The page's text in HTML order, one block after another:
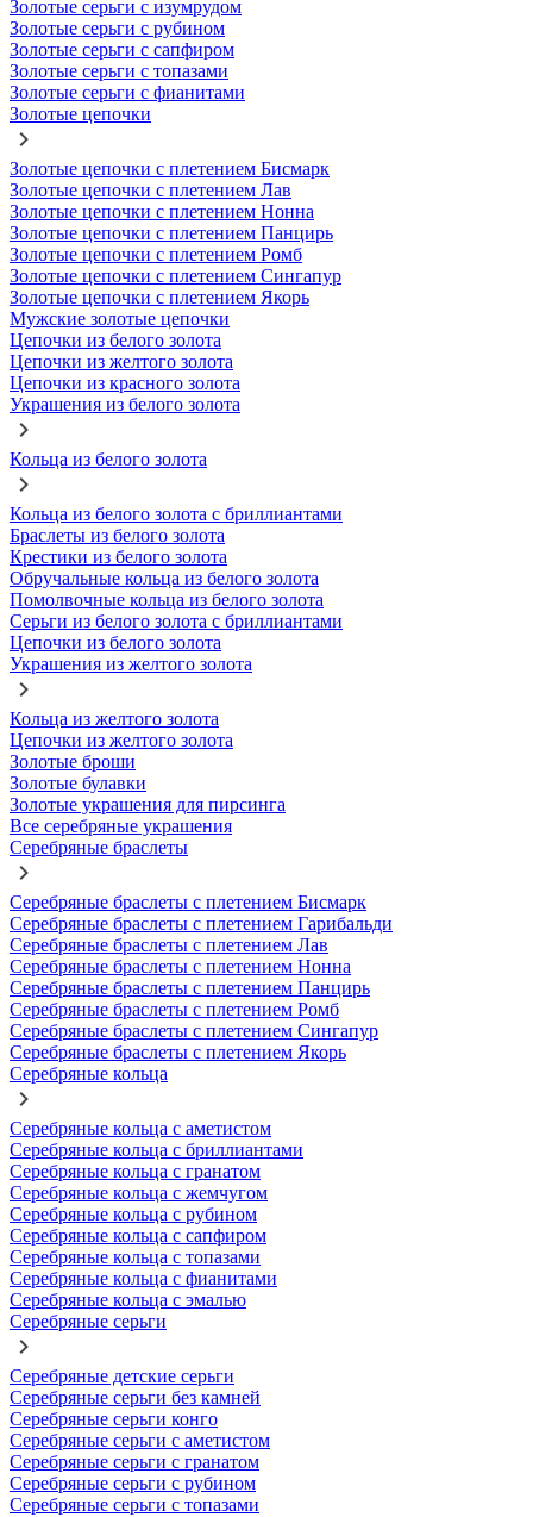
Золотые серьги с изумрудом
Золотые серьги с рубином
Золотые серьги с сапфиром
Золотые серьги с топазами
Золотые серьги с фианитами
Золотые цепочки
Золотые цепочки с плетением Бисмарк
Золотые цепочки с плетением Лав
Золотые цепочки с плетением Нонна
Золотые цепочки с плетением Панцирь
Золотые цепочки с плетением Ромб
Золотые цепочки с плетением Сингапур
Золотые цепочки с плетением Якорь
Мужские золотые цепочки
Цепочки из белого золота
Цепочки из желтого золота
Цепочки из красного золота
Украшения из белого золота
Кольца из белого золота
Кольца из белого золота с бриллиантами
Браслеты из белого золота
Крестики из белого золота
Обручальные кольца из белого золота
Помолвочные кольца из белого золота
Серьги из белого золота с бриллиантами
Цепочки из белого золота
Украшения из желтого золота
Кольца из желтого золота
Цепочки из желтого золота
Золотые броши
Золотые булавки
Золотые украшения для пирсинга
Все серебряные украшения
Серебряные браслеты
Серебряные браслеты с плетением Бисмарк
Серебряные браслеты с плетением Гарибальди
Серебряные браслеты с плетением Лав
Серебряные браслеты с плетением Нонна
Серебряные браслеты с плетением Панцирь
Серебряные браслеты с плетением Ромб
Серебряные браслеты с плетением Сингапур
Серебряные браслеты с плетением Якорь
Серебряные кольца
Серебряные кольца с аметистом
Серебряные кольца с бриллиантами
Серебряные кольца с гранатом
Серебряные кольца с жемчугом
Серебряные кольца с рубином
Серебряные кольца с сапфиром
Серебряные кольца с топазами
Серебряные кольца с фианитами
Серебряные кольца с эмалью
Серебряные серьги
Серебряные детские серьги
Серебряные серьги без камней
Серебряные серьги конго
Серебряные серьги с аметистом
Серебряные серьги с гранатом
Серебряные серьги с рубином
Серебряные серьги с топазами